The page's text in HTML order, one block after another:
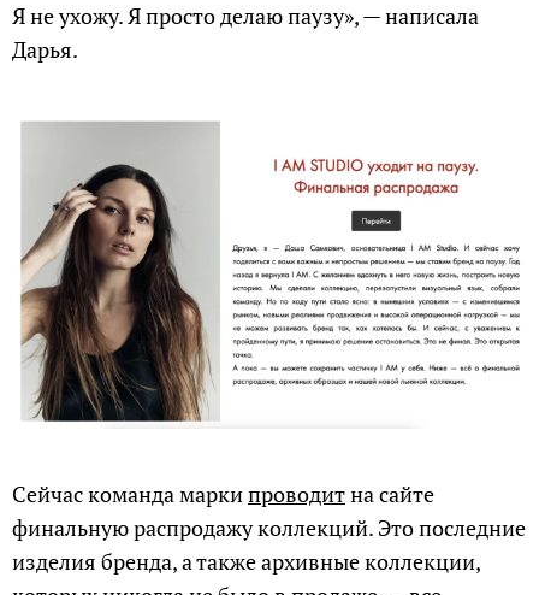
Я не ухожу. Я просто делаю паузу», — написала
Дарья.
Сейчас команда маркипроводитна сайте
финальную распродажу коллекций. Это последние
изделия бренда, а также архивные коллекции,